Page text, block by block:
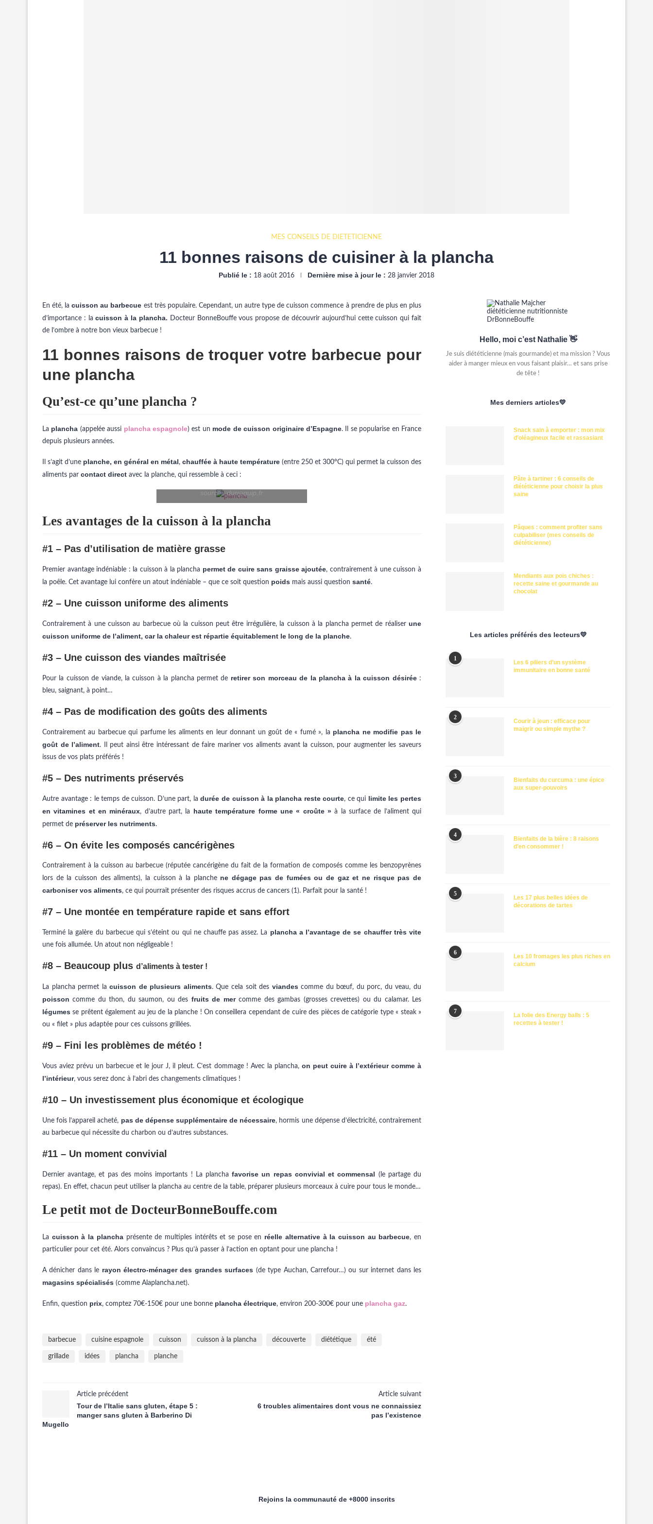
MES CONSEILS DE DIÉTÉTICIENNE
11 bonnes raisons de cuisiner à la plancha
Publié le : 18 août 2016 Dernière mise à jour le : 28 janvier 2018
En été, lacuisson au barbecue est très populaire. Cependant, un autre type de cuisson commence à prendre de plus en plus
d’importance : la cuisson à la plancha. Docteur BonneBouffe vous propose de découvrir aujourd’hui cette cuisson qui fait
de l’ombre à notre bon vieux barbecue !
11 bonnes raisons de troquer votre barbecue pour
une plancha
Qu’est-ce qu’une plancha ?
La plancha (appelée aussi plancha espagnole) est un mode de cuisson originaire d’Espagne. Il se popularise en France
depuis plusieurs années.
Il s’agit d’une planche, en général en métal, chauffée à haute température (entre 250 et 300°C) qui permet la cuisson des
aliments par contact direct avec la planche, qui ressemble à ceci :
source : durrequip.fr
Les avantages de la cuisson à la plancha
#1 – Pas d’utilisation de matière grasse
Premier avantage indéniable : la cuisson à la plancha permet de cuire sans graisse ajoutée, contrairement à une cuisson à
la poêle. Cet avantage lui confère un atout indéniable – que ce soit question poids mais aussi question santé.
#2 – Une cuisson uniforme des aliments
Contrairement à une cuisson au barbecue où la cuisson peut être irrégulière, la cuisson à la plancha permet de réaliser une
cuisson uniforme de l’aliment, car la chaleur est répartie équitablement le long de la planche.
#3 – Une cuisson des viandes maîtrisée
Pour la cuisson de viande, la cuisson à la plancha permet de retirer son morceau de la plancha à la cuisson désirée :
bleu, saignant, à point…
#4 – Pas de modification des goûts des aliments
Contrairement au barbecue qui parfume les aliments en leur donnant un goût de « fumé », la plancha ne modifie pas le
goût de l’aliment. Il peut ainsi être intéressant de faire mariner vos aliments avant la cuisson, pour augmenter les saveurs
issus de vos plats préférés !
#5 – Des nutriments préservés
Autre avantage : le temps de cuisson. D’une part, ladurée de cuisson à la plancha reste courte, ce qui limite les pertes
en vitamines et en minéraux, d’autre part, la haute température forme une « croûte »à la surface de l’aliment qui
permet de préserver les nutriments.
#6 – On évite les composés cancérigènes
Contrairement à la cuisson au barbecue (réputée cancérigène du fait de la formation de composés comme les benzopyrènes
lors de la cuisson des aliments), la cuisson à la planche ne dégage pas de fumées ou de gaz et ne risque pas de
carboniser vos aliments, ce qui pourrait présenter des risques accrus de cancers (1). Parfait pour la santé !
#7 – Une montée en température rapide et sans effort
Terminé la galère du barbecue qui s’éteint ou qui ne chauffe pas assez. La plancha a l’avantage de se chauffer très vite
une fois allumée. Un atout non négligeable !
#8 – Beaucoup plus d’aliments à tester !
La plancha permet lacuisson de plusieurs aliments. Que cela soit des viandescomme du bœuf, du porc, du veau, du
poisson comme du thon, du saumon, ou des fruits de mercomme des gambas (grosses crevettes) ou du calamar. Les
légumes se prêtent également au jeu de la planche ! On conseillera cependant de cuire des pièces de catégorie type « steak »
ou « filet » plus adaptée pour ces cuissons grillées.
#9 – Fini les problèmes de météo !
Vous aviez prévu un barbecue et le jour J, il pleut. C’est dommage ! Avec la plancha, on peut cuire à l’extérieur comme à
l’intérieur, vous serez donc à l’abri des changements climatiques !
#10 – Un investissement plus économique et écologique
Une fois l’appareil acheté, pas de dépense supplémentaire de nécessaire, hormis une dépense d’électricité, contrairement
au barbecue qui nécessite du charbon ou d’autres substances.
#11 – Un moment convivial
Dernier avantage, et pas des moins importants ! La planchafavorise un repas convivial et commensal (le partage du
repas). En effet, chacun peut utiliser la plancha au centre de la table, préparer plusieurs morceaux à cuire pour tous le monde…
Le petit mot de DocteurBonneBouffe.com
La cuisson à la planchaprésente de multiples intérêts et se pose en réelle alternative à la cuisson au barbecue, en
particulier pour cet été. Alors convaincus ? Plus qu’à passer à l’action en optant pour une plancha !
A dénicher dans le rayon électro-ménager des grandes surfaces (de type Auchan, Carrefour…) ou sur internet dans les
magasins spécialisés (comme Alaplancha.net).
Enfin, question prix, comptez 70€-150€ pour une bonne plancha électrique, environ 200-300€ pour une plancha gaz.
barbecue cuisine espagnole cuisson cuisson à la plancha découverte diététique été
grillade idées plancha planche
Article précédent
Tour de l’Italie sans gluten, étape 5 :
manger sans gluten à Barberino Di
Mugello
Article suivant
6 troubles alimentaires dont vous ne connaissiez
pas l’existence
Hello, moi c’est Nathalie 👋
Je suis diététicienne (mais gourmande) et ma mission ? Vous
aider à manger mieux en vous faisant plaisir… et sans prise
de tête !
Mes derniers articles💛
Snack sain à emporter : mon mix
d’oléagineux facile et rassasiant
Pâte à tartiner : 6 conseils de
diététicienne pour choisir la plus
saine
Pâques : comment profiter sans
culpabiliser (mes conseils de
diététicienne)
Mendiants aux pois chiches :
recette saine et gourmande au
chocolat
Les articles préférés des lecteurs💛
1
Les 6 piliers d’un système
immunitaire en bonne santé
2
Courir à jeun : efficace pour
maigrir ou simple mythe ?
3
Bienfaits du curcuma : une épice
aux super-pouvoirs
4
Bienfaits de la bière : 8 raisons
d’en consommer !
5
Les 17 plus belles idées de
décorations de tartes
6
Les 10 fromages les plus riches en
calcium
7
La folie des Energy balls : 5
recettes à tester !
Rejoins la communauté de +8000 inscrits